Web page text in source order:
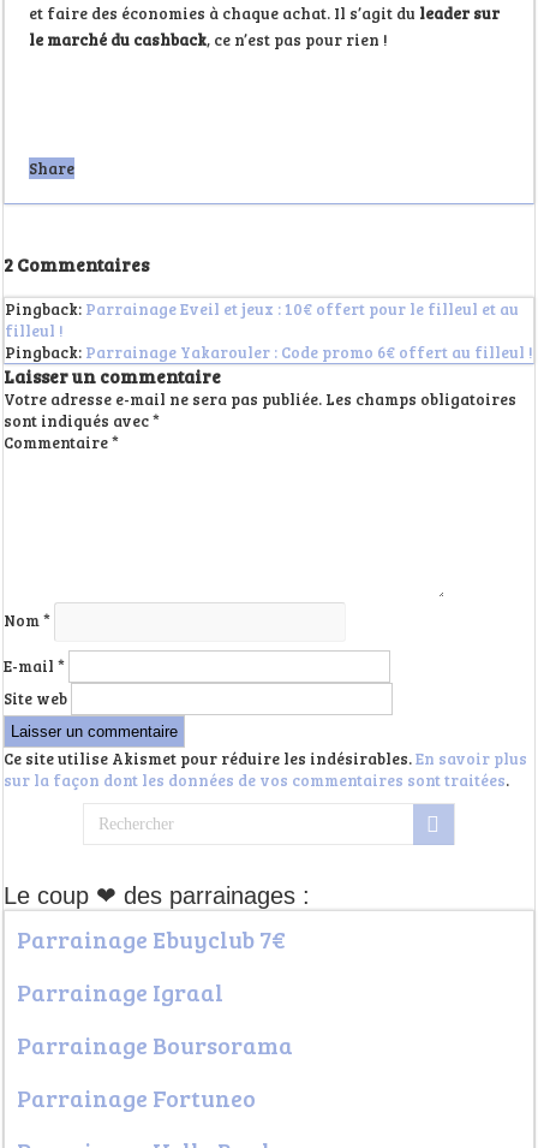
et faire des économies à chaque achat. Il s’agit du leader sur
le marché du cashback, ce n’est pas pour rien !
Share
2 Commentaires
Pingback: Parrainage Eveil et jeux : 10€ offert pour le filleul et au
filleul !
Pingback: Parrainage Yakarouler : Code promo 6€ offert au filleul !
Laisser un commentaire
Votre adresse e-mail ne sera pas publiée. Les champs obligatoires
sont indiqués avec*
Commentaire*
Nom*
E-mail*
Site web
Ce site utilise Akismet pour réduire les indésirables.En savoir plus
sur la façon dont les données de vos commentaires sont traitées.
Le coup ❤ des parrainages :
Parrainage Ebuyclub 7€
Parrainage Igraal
Parrainage Boursorama
Parrainage Fortuneo